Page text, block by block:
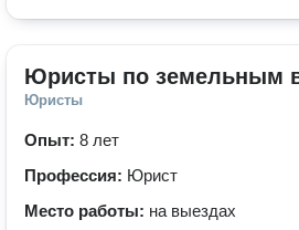
Юристы по земельным
Юристы
Опыт: 8 лет
Профессия: Юрист
Место работы: на выездах